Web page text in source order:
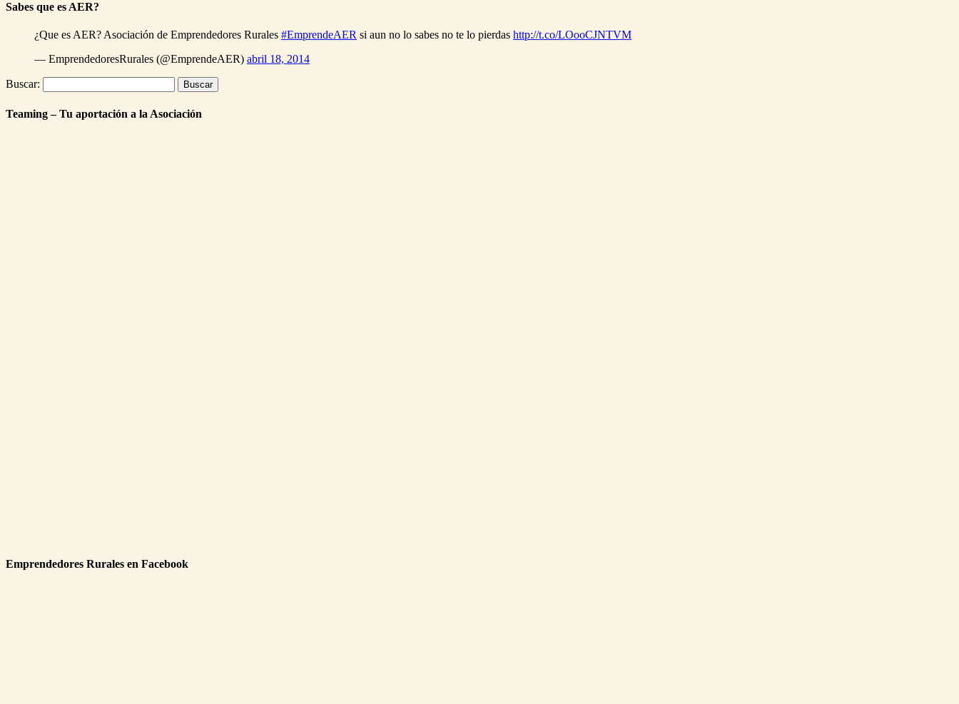
Sabes que es AER?
¿Que es AER? Asociación de Emprendedores Rurales #EmprendeAER si aun no lo sabes no te lo pierdas http://t.co/LOooCJNTVM
— EmprendedoresRurales (@EmprendeAER) abril 18, 2014
Buscar:
Teaming – Tu aportación a la Asociación
Emprendedores Rurales en Facebook